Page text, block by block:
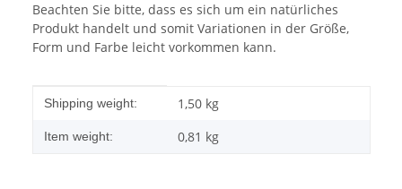
Beachten Sie bitte, dass es sich um ein natürliches
Produkt handelt und somit Variationen in der Größe,
Form und Farbe leicht vorkommen kann.
Item information
Value
Shipping weight: 1,50 kg
Item weight: 0,81 kg